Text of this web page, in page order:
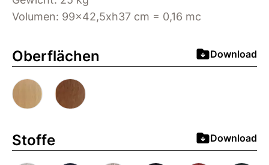
Volumen: 99x42,5xh37 cm = 0,16 mc
Oberflächen Download
Stoffe Download